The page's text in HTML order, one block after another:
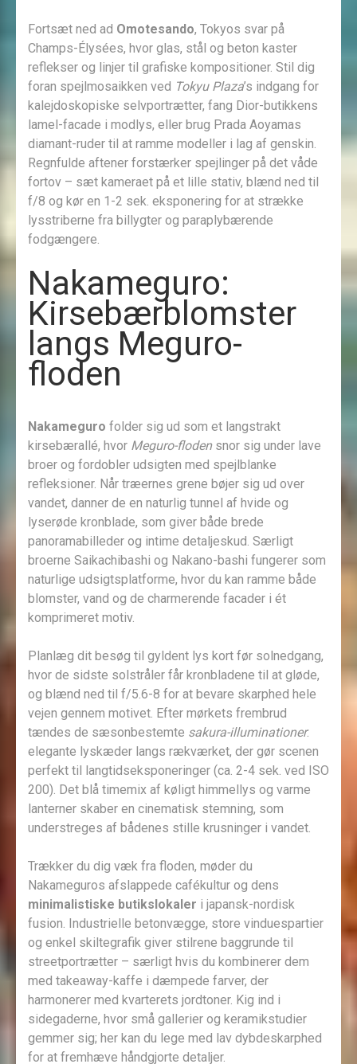
Fortsæt ned ad Omotesando, Tokyos svar på
Champs-Élysées, hvor glas, stål og beton kaster
reflekser og linjer til grafiske kompositioner. Stil dig
foran spejlmosaikken ved Tokyu Plaza’s indgang for
kalejdoskopiske selvportrætter, fang Dior-butikkens
lamel-facade i modlys, eller brug Prada Aoyamas
diamant-ruder til at ramme modeller i lag af genskin.
Regnfulde aftener forstærker spejlinger på det våde
fortov – sæt kameraet på et lille stativ, blænd ned til
f/8 og kør en 1-2 sek. eksponering for at strække
lysstriberne fra billygter og paraplybærende
fodgængere.
Nakameguro:
Kirsebærblomster
langs Meguro-
floden
Nakameguro folder sig ud som et langstrakt
kirsebærallé, hvor Meguro-flodensnor sig under lave
broer og fordobler udsigten med spejlblanke
refleksioner. Når træernes grene bøjer sig ud over
vandet, danner de en naturlig tunnel af hvide og
lyserøde kronblade, som giver både brede
panoramabilleder og intime detaljeskud. Særligt
broerne Saikachibashi og Nakano-bashi fungerer som
naturlige udsigtsplatforme, hvor du kan ramme både
blomster, vand og de charmerende facader i ét
komprimeret motiv.
Planlæg dit besøg til gyldent lys kort før solnedgang,
hvor de sidste solstråler får kronbladene til at gløde,
og blænd ned til f/5.6-8 for at bevare skarphed hele
vejen gennem motivet. Efter mørkets frembrud
tændes de sæsonbestemte sakura-illuminationer:
elegante lyskæder langs rækværket, der gør scenen
perfekt til langtidseksponeringer (ca. 2-4 sek. ved ISO
200). Det blå timemix af køligt himmellys og varme
lanterner skaber en cinematisk stemning, som
understreges af bådenes stille krusninger i vandet.
Trækker du dig væk fra floden, møder du
Nakameguros afslappede cafékultur og dens
minimalistiske butikslokaler i japansk-nordisk
fusion. Industrielle betonvægge, store vinduespartier
og enkel skiltegrafik giver stilrene baggrunde til
streetportrætter – særligt hvis du kombinerer dem
med takeaway-kaffe i dæmpede farver, der
harmonerer med kvarterets jordtoner. Kig ind i
sidegaderne, hvor små gallerier og keramikstudier
gemmer sig; her kan du lege med lav dybdeskarphed
for at fremhæve håndgjorte detaljer.